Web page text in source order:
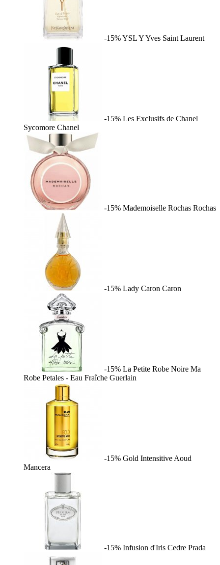
-15%YSL YYves Saint Laurent
-15% Les Exclusifs de Chanel
Sycomore Chanel
-15% Mademoiselle Rochas Rochas
-15% Lady Caron Caron
-15% La Petite Robe Noire Ma
Robe Petales - Eau Fraîche Guerlain
-15% Gold Intensitive Aoud
Mancera
-15% Infusion d'Iris Cedre Prada